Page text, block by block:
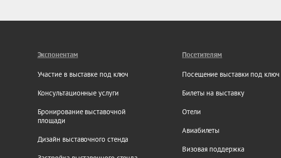
Экспонентам
Участие в выставке под ключ
Консультационные услуги
Бронирование выставочной
площади
Дизайн выставочного стенда
Посетителям
Посещение выставки под ключ
Билеты на выставку
Отели
Авиабилеты
Визовая поддержка